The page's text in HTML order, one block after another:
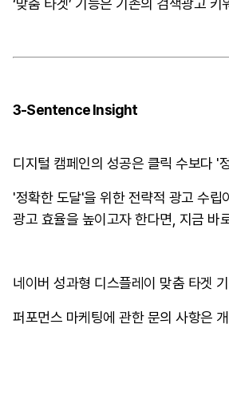
‘맞춤 타겟’ 기능은 기존의 검색광고
3-Sentence Insight
디지털 캠페인의 성공은 클릭 수보다 '
'정확한 도달'을 위한 전략적 광고 수립
광고 효율을 높이고자 한다면, 지금 바
네이버 성과형 디스플레이 맞춤 타겟
퍼포먼스 마케팅에 관한 문의 사항은